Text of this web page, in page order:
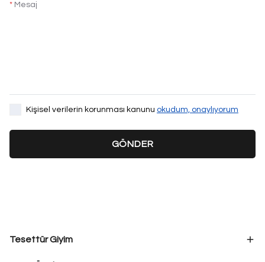
* Mesaj
Kişisel verilerin korunması kanunu okudum, onaylıyorum
GÖNDER
Tesettür Giyim